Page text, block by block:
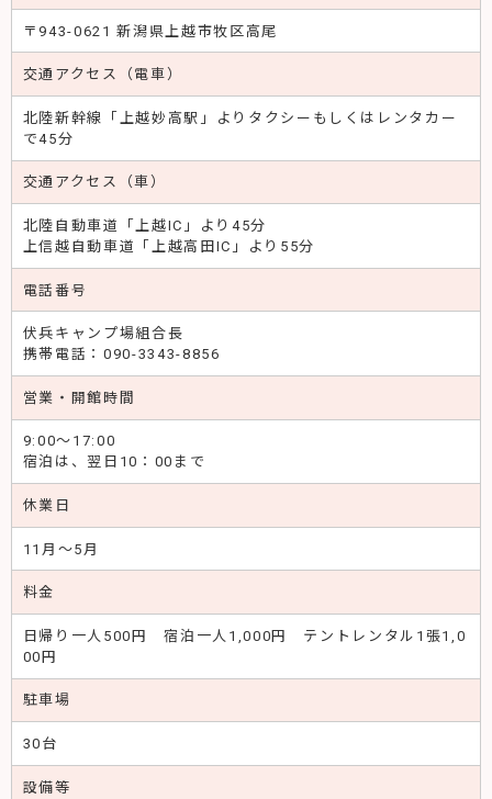
〒943-0621 新潟県上越市牧区高尾
交通アクセス（電車）
北陸新幹線「上越妙高駅」よりタクシーもしくはレンタカー
で45分
交通アクセス（車）
北陸自動車道「上越IC」より45分
上信越自動車道「上越高田IC」より55分
電話番号
伏兵キャンプ場組合長
携帯電話：090-3343-8856
営業・開館時間
9:00～17:00
宿泊は、翌日10：00まで
休業日
11月～5月
料金
日帰り一人500円 宿泊一人1,000円 テントレンタル1張1,0
00円
駐車場
30台
設備等